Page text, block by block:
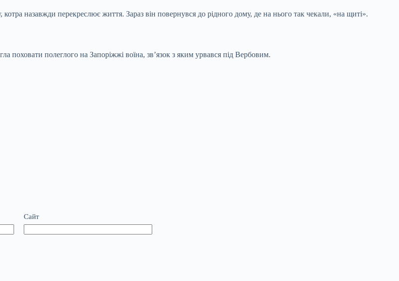
назавжди перекреслює життя. Зараз він повернувся до рідного дому, де на нього так чекали, «на щиті».
полеглого на Запоріжжі воїна, зв’язок з яким урвався під Вербовим.
Сайт